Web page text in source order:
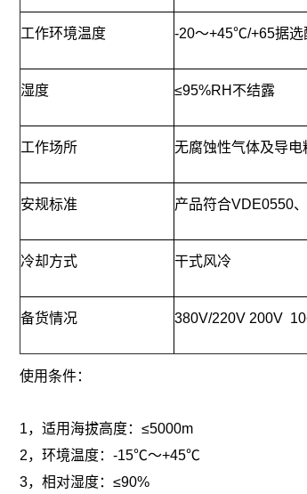
工作环境温度 -20～+45℃/+65据选
湿度 ≤95%RH不结露
工作场所 无腐蚀性气体及导电
安规标准 产品符合VDE0550
冷却方式 干式风冷
备货情况 380V/220V 200V
使用条件：
1，适用海拔高度：≤5000m
2，环境温度：-15℃～+45℃
3，相对湿度：≤90%